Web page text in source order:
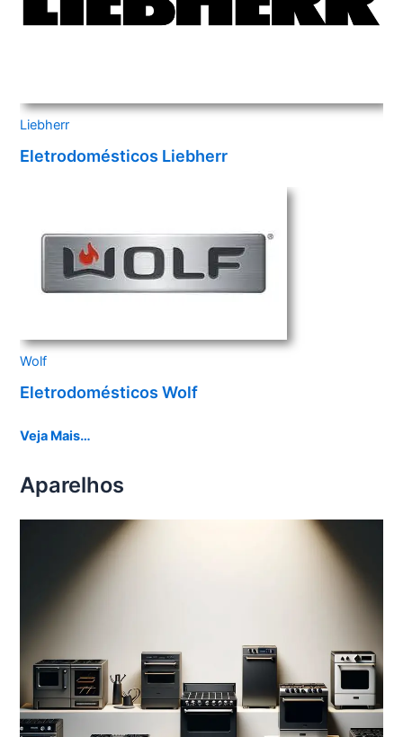
Liebherr
Eletrodomésticos Liebherr
Wolf
Eletrodomésticos Wolf
Veja Mais…
Aparelhos